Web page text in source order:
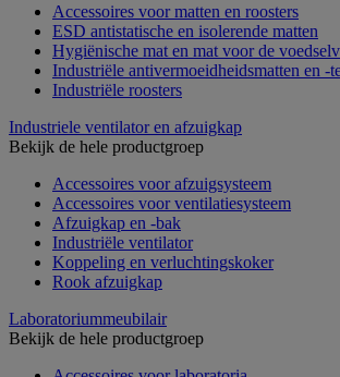
Accessoires voor matten en roosters
ESD antistatische en isolerende matten
Hygiënische mat en mat voor de
Industriële antivermoeidheidsmatten en -
Industriële roosters
Industriele ventilator en afzuigkap
Bekijk de hele productgroep
Accessoires voor afzuigsysteem
Accessoires voor ventilatiesysteem
Afzuigkap en -bak
Industriële ventilator
Koppeling en verluchtingskoker
Rook afzuigkap
Laboratoriummeubilair
Bekijk de hele productgroep